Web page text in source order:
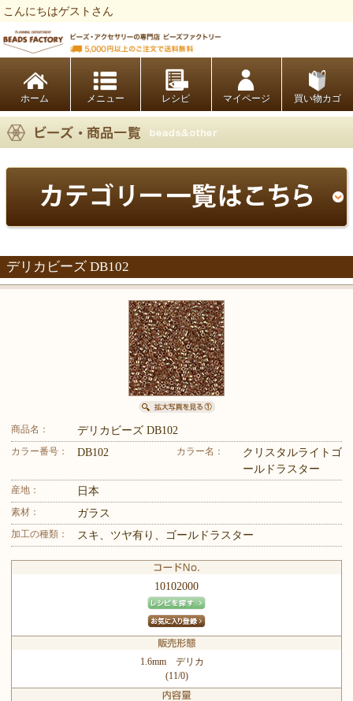
こんにちはゲストさん
ホーム レシピ マイページ 買い物カゴ
デリカビーズ DB102
商品名： デリカビーズ DB102
カラー番号： DB102 カラー名：
クリスタルライトゴ
ールドラスター
産地： 日本
素材： ガラス
加工の種類： スキ、ツヤ有り、ゴールドラスター
10102000
1.6mm デリカ
(11/0)